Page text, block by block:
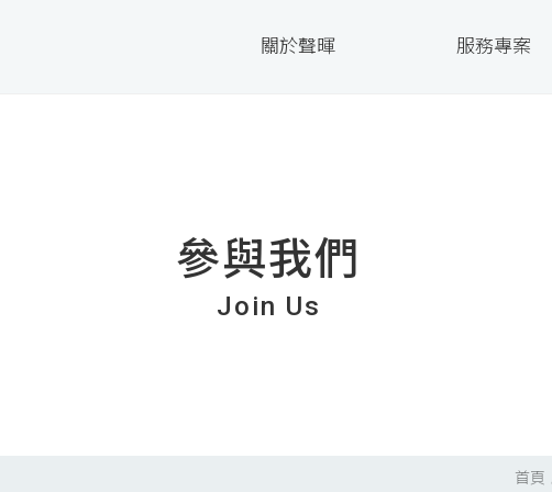
關於聲暉 服務專案
參與我們
Join Us
首頁